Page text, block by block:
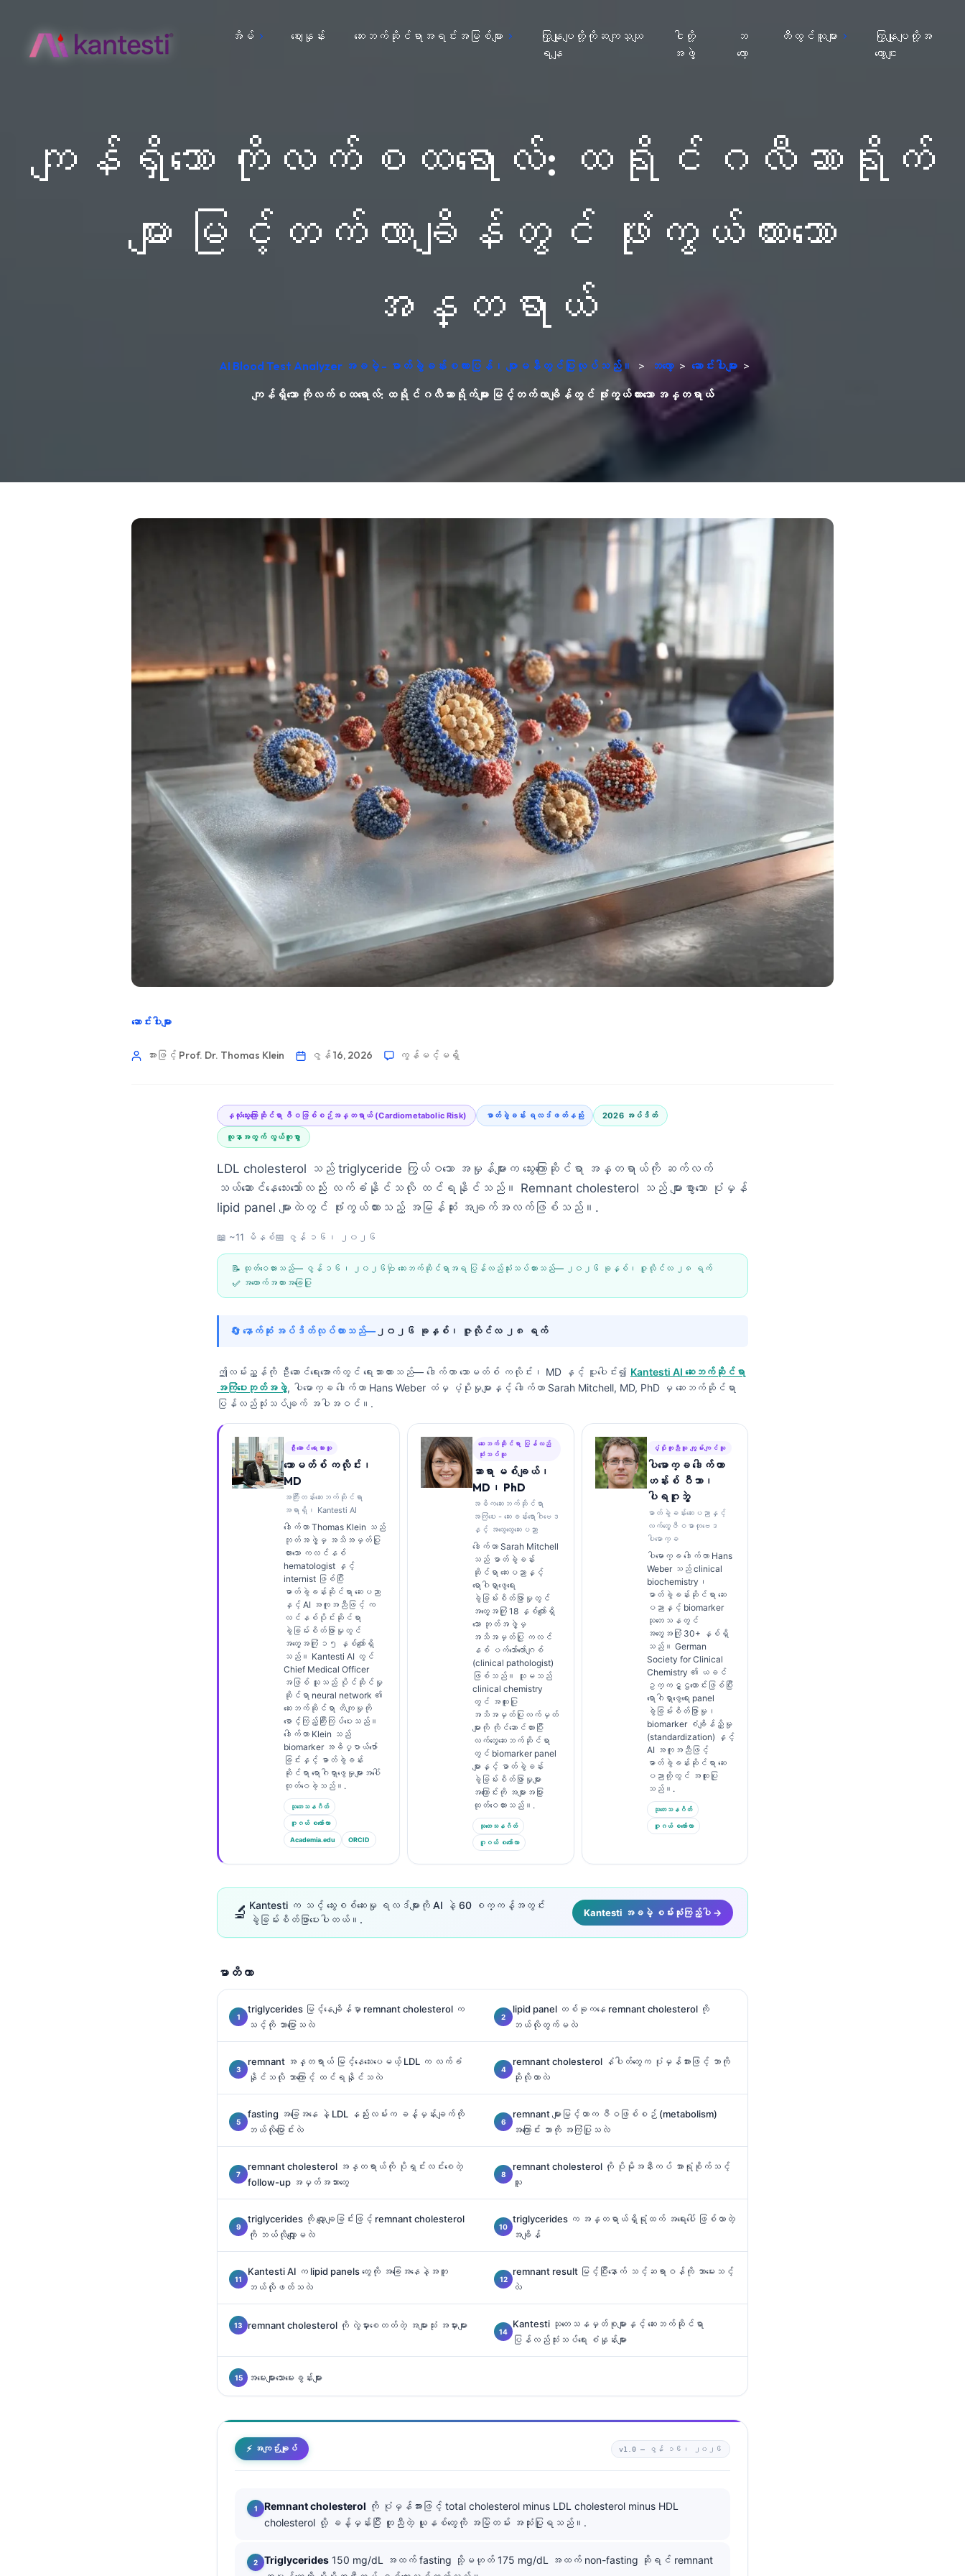
အိမ် ဈေးနှုန်း ဆေးဘက်ဆိုင်ရာအရင်းအမြစ်များ
ကြှနျုပျတို့ကိုဆကျသှယျ
ရနျ
ငါတို့
အဖွဲ့
ဘ
လော့
တီထွင်သူများ
ကြှနျုပျတို့အ
ကွောငျး
ကျန်ရှိသော ကိုလက်စထရောလ်: ထရိုင်ဂလီဆာရိုက်
များ မြင့်တက်လာချိန်တွင် ဖုံးကွယ်ထားသော
အန္တရာယ်
AI Blood Test Analyzer အခမဲ့ - ဓာတ်ခွဲခန်းစကားပြန်၊ ဂျာမနီတွင်ပြုလုပ်သည်။ > ဘလော့ > ဆောင်းပါးများ >
ကျန်ရှိသော ကိုလက်စထရောလ်: ထရိုင်ဂလီဆာရိုက်များ မြင့်တက်လာချိန်တွင် ဖုံးကွယ်ထားသော အန္တရာယ်
ဆောင်းပါးများ
အားဖြင့် Prof. Dr. Thomas Klein ဇွန် 16, 2026 ကွန်မင့်မရှိ
နှလုံးသွေးကြောဆိုင်ရာ ဇီဝဖြစ်စဉ်အန္တရာယ် (Cardiometabolic Risk) ဓာတ်ခွဲခန်း ရလဒ်ဖတ်နည်း 2026 အပ်ဒိတ်
လူနာအတွက် လွယ်ကူစွာ
LDL cholesterol သည် triglyceride ကြွယ်ဝသော အမှုန်များက သွေးကြောဆိုင်ရာ အန္တရာယ်ကို ဆက်လက်
သယ်ဆောင်နေသေးသော်လည်း လက်ခံနိုင်သလို ထင်ရနိုင်သည်။ Remnant cholesterol သည် များစွာသော ပုံမှန်
lipid panel များထဲတွင် ဖုံးကွယ်ထားသည့် အမြန်ဆုံး အချက်အလက်ဖြစ်သည်။.
📖 ~11 မိနစ်📅 ဇွန် ၁၆၊ ၂၀၂၆
📝 ထုတ်ဝေထားသည်— ဇွန် ၁၆၊ ၂၀၂၆ 🩺 ဆေးဘက်ဆိုင်ရာအရ ပြန်လည်သုံးသပ်ထားသည်—
၂၀၂၆ ခုနှစ်၊ ဇူလိုင်လ ၂၈ ရက်
✅ အထောက်အထားအခြေပြု
🔄 နောက်ဆုံး အပ်ဒိတ်လုပ်ထားသည်— ၂၀၂၆ ခုနှစ်၊ ဇူလိုင်လ ၂၈ ရက်
ဤလမ်းညွှန်ကို ဦးဆောင်ရေးအောက်တွင် ရေးသားထားသည်— ဒေါက်တာ သောမတ်စ် ကလိုင်း၊ MD နှင့် ပူးပေါင်း၍ Kantesti AI ဆေးဘက်ဆိုင်ရာ
အကြံပေးဘုတ်အဖွဲ့, ပါမောက္ခ ဒေါက်တာ Hans Weber ထံမှ ပံ့ပိုးမှုများနှင့် ဒေါက်တာ Sarah Mitchell, MD, PhD မှ ဆေးဘက်ဆိုင်ရာ
ပြန်လည်သုံးသပ်ချက် အပါအဝင်။.
ဦးဆောင်ရေးသားသူ
သောမတ်စ် ကလိုင်း၊
MD
အကြီးတန်းဆေးဘက်ဆိုင်ရာ
အရာရှိ၊ Kantesti AI
ဒေါက်တာ Thomas Klein သည်
ဘုတ်အဖွဲ့မှ အသိအမှတ်ပြု
ထားသော ကလင်နစ်
hematologist နှင့်
internist ဖြစ်ပြီး
ဓာတ်ခွဲခန်းဆိုင်ရာ ဆေးပညာ
နှင့် AI အကူအညီဖြင့် က
လင်နစ်ပိုင်းဆိုင်ရာ
ခွဲခြမ်းစိတ်ဖြာမှုတွင်
အတွေ့အကြုံ ၁၅ နှစ်ကျော်ရှိ
သည်။ Kantesti AI တွင်
Chief Medical Officer
အဖြစ် သူသည် ပိုင်ဆိုင်မှု
ဆိုင်ရာ neural network ၏
ဆေးဘက်ဆိုင်ရာ တိကျမှုကို
စောင့်ကြည့်ကြီးကြပ်ပေးသည်။
ဒေါက်တာ Klein သည်
biomarker အဓိပ္ပာယ်ဖော်
ခြင်းနှင့် ဓာတ်ခွဲခန်း
ဆိုင်ရာ ရောဂါရှာဖွေမှုများအပေါ်
ထုတ်ဝေခဲ့သည်။.
သုတေသနဂိတ်
ဂူဂယ် စကော်လာ
Academia.edu ORCID
ဆေးဘက်ဆိုင်ရာ ပြန်လည်
သုံးသပ်သူ
ဆာရာ မစ်ချယ်၊
MD၊ PhD
အဓိကဆေးဘက်ဆိုင်ရာ
အကြံပေး - ဆေးခန်းရောဂါဗေဒ
နှင့် အထွေထွေဆေးပညာ
ဒေါက်တာ Sarah Mitchell
သည် ဓာတ်ခွဲခန်း
ဆိုင်ရာ ဆေးပညာနှင့်
ရောဂါရှာဖွေရေး
ခွဲခြမ်းစိတ်ဖြာမှုတွင်
အတွေ့အကြုံ 18 နှစ်ကျော်ရှိ
သော ဘုတ်အဖွဲ့မှ
အသိအမှတ်ပြု ကလင်
နစ် ပက်သော်လော်ဂျစ်
(clinical pathologist)
ဖြစ်သည်။ သူမသည်
clinical chemistry
တွင် အထူးပြု
အသိအမှတ်ပြုလက်မှတ်
များကို ကိုင်ဆောင်ထားပြီး
လက်တွေ့ဆေးဘက်ဆိုင်ရာ
တွင် biomarker panel
များနှင့် ဓာတ်ခွဲခန်း
ခွဲခြမ်းစိတ်ဖြာမှုများ
အကြောင်းကို အများအပြား
ထုတ်ဝေထားသည်။.
သုတေသနဂိတ်
ဂူဂယ် စကော်လာ
ပံ့ပိုးကူညီသူ ကျွမ်းကျင်သူ
ပါမောက္ခ ဒေါက်တာ
ဟန်းစ် ဝီဘာ၊
ပါရဂူဘွဲ့
ဓာတ်ခွဲခန်းဆေးပညာနှင့်
လက်တွေ့ဇီဝဓာတုဗေဒ
ပါမောက္ခ
ပါမောက္ခ ဒေါက်တာ Hans
Weber သည် clinical
biochemistry၊
ဓာတ်ခွဲခန်းဆိုင်ရာ ဆေး
ပညာနှင့် biomarker
သုတေသနတွင်
အတွေ့အကြုံ 30+ နှစ်ရှိ
သည်။ German
Society for Clinical
Chemistry ၏ ယခင်
ဥက္ကဋ္ဌဟောင်းဖြစ်ပြီး
ရောဂါရှာဖွေရေး panel
ခွဲခြမ်းစိတ်ဖြာမှု၊
biomarker စံချိန်ညှိမှု
(standardization) နှင့်
AI အကူအညီဖြင့်
ဓာတ်ခွဲခန်းဆိုင်ရာ ဆေး
ပညာတို့တွင် အထူးပြု
သည်။.
သုတေသနဂိတ်
ဂူဂယ် စကော်လာ
🔬 Kantesti က သင့် သွေးစစ်ဆေးမှု ရလဒ်များကို AI နဲ့ 60 စက္ကန့်အတွင်း
ခွဲခြမ်းစိတ်ဖြာပေးပါတယ်။.
Kantesti အခမဲ့ စမ်းသုံးကြည့်ပါ →
မာတိကာ
triglycerides မြင့်နေချိန်မှာ remnant cholesterol က
သင့်ကို ဘာပြောသလဲ
lipid panel တစ်ခုကနေ remnant cholesterol ကို
ဘယ်လိုတွက်မလဲ
remnant အန္တရာယ် မြင့်နေသေးပေမယ့် LDL က လက်ခံ
နိုင်သလို ဘာကြောင့် ထင်ရနိုင်သလဲ
remnant cholesterol နံပါတ်တွေက ပုံမှန်အားဖြင့် ဘာကို
ဆိုလိုတာလဲ
fasting အခြေအနေ နဲ့ LDL နည်းလမ်းက ခန့်မှန်းချက်ကို
ဘယ်လိုပြောင်းလဲ
remnant များမြင့်တာက ဇီဝဖြစ်စဉ် (metabolism)
အကြောင်း ဘာကို အကြံပြုသလဲ
remnant cholesterol အန္တရာယ်ကို ပိုရှင်းလင်းစေတဲ့
follow-up အမှတ်အသားတွေ
remnant cholesterol ကို ပိုမိုအနီးကပ် အာရုံစိုက်သင့်
သူ
triglycerides ကို လျှော့ချခြင်းဖြင့် remnant cholesterol
ကို ဘယ်လိုလျှော့မလဲ
triglycerides က အန္တရာယ်ရှိရုံထက် အရေးပေါ် ဖြစ်လာတဲ့
အချိန်
Kantesti AI က lipid panels တွေကို အခြေအနေနဲ့အတူ
ဘယ်လိုဖတ်သလဲ
remnant result မြင့်ပြီးနောက် သင့်ဆရာဝန်ကို ဘာမေးသင့်
လဲ
remnant cholesterol ကို လွဲမှားစေတတ်တဲ့ အများသုံး အမှားများ
Kantesti သုတေသနမှတ်စုများနှင့် ဆေးဘက်ဆိုင်ရာ
ပြန်လည်သုံးသပ်ရေး စံနှုန်းများ
အမေးများသောမေးခွန်းများ
⚡ အကျဉ်းချုပ် v1.0 — ဇွန် ၁၆၊ ၂၀၂၆
Remnant cholesterol ကို ပုံမှန်အားဖြင့် total cholesterol minus LDL cholesterol minus HDL
cholesterol လို့ ခန့်မှန်းပြီး တူညီတဲ့ ယူနစ်တွေကို အမြဲတမ်း အသုံးပြုရသည်။.
Triglycerides 150 mg/dL အထက် fasting သို့မဟုတ် 175 mg/dL အထက် non-fasting ဆိုရင် remnant